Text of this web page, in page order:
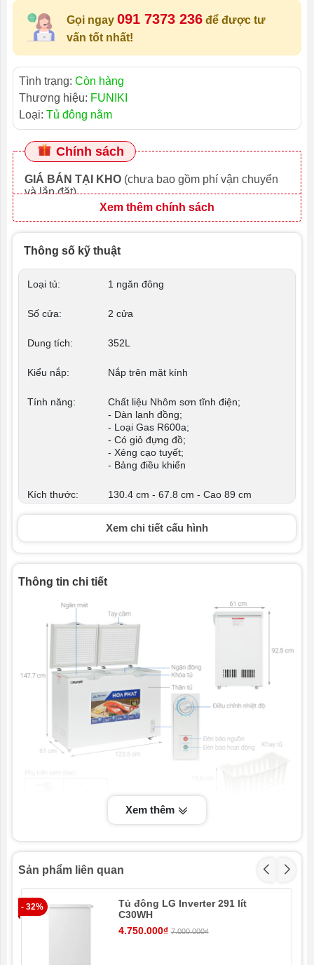
Gọi ngay 091 7373 236 để được tư
vấn tốt nhất!
Tình trạng: Còn hàng
Thương hiệu: FUNIKI
Loại: Tủ đông nằm
Chính sách
GIÁ BÁN TẠI KHO (chưa bao gồm phí vận chuyển
và lắp đặt)
Xem thêm chính sách
Thông số kỹ thuật
Loại tủ: 1 ngăn đông
Số cửa: 2 cửa
Dung tích: 352L
Kiểu nắp: Nắp trên mặt kính
Tính năng:
Chất liệu Nhôm sơn tĩnh điện;
- Dàn lạnh đồng;
- Loại Gas R600a;
- Có giỏ đựng đồ;
- Xẻng cạo tuyết;
- Bảng điều khiển
Kích thước: 130.4 cm - 67.8 cm - Cao 89 cm
53 kg
Công suất
tiêu thụ:
3.576 kWh/ ngày
Nhiệt độ
<= -18 độ C
Sản xuất tại: Việt Nam
1 ngăn đông
tiết kiệm điện:
Không inverter
Xem chi tiết cấu hình
Thông tin chi tiết
Tủ đông Hòa Phát 352 Lít HPF AD6352 có dung tích
sử dụng lớn 352 lít, bảo quản thực phẩm tươi lâu
đồng bền bỉ, đi kèm đa dạng tiện ích: giỏ đựng
Thiết kế
Xem thêm
Sản phẩm liên quan
- 32%
Tủ đông LG Inverter 291 lít
C30WH
4.750.000₫ 7.000.000₫